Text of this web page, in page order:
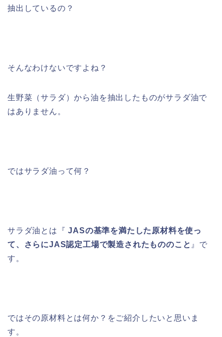
抽出しているの？
そんなわけないですよね？
生野菜（サラダ）から油を抽出したものがサラダ油で
はありません。
ではサラダ油って何？
サラダ油とは『 JASの基準を満たした原材料を使っ
て、さらにJAS認定工場で製造されたもののこと 』で
す。
ではその原材料とは何か？をご紹介したいと思いま
す。